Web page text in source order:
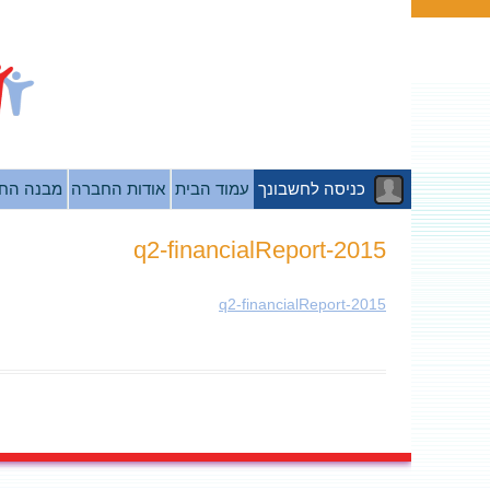
כניסה לחשבונך עמוד הבית אודות החברה מבנה
2015-q2-financialReport
2015-q2-financialReport